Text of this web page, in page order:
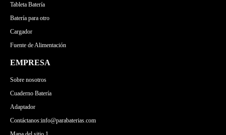
Tableta Batería
Batería para otro
Cargador
Fuente de Alimentación
EMPRESA
Sobre nosotros
Cuaderno Batería
Adaptador
Contáctanos:info@parabaterias.com